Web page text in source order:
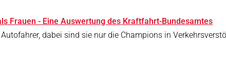
Frauen - Eine Auswertung des Kraftfahrt-Bundesamtes
dabei sind sie nur die Champions in